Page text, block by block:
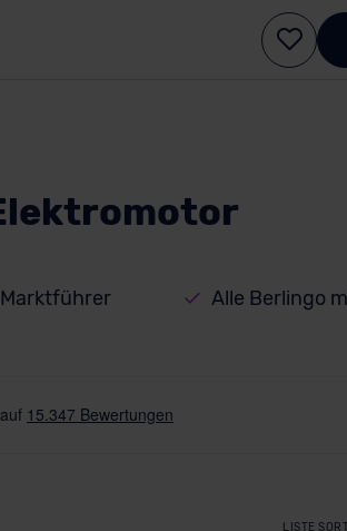
Alle Berlingo
LISTE